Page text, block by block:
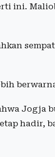
ini.
Jogja
hadir,